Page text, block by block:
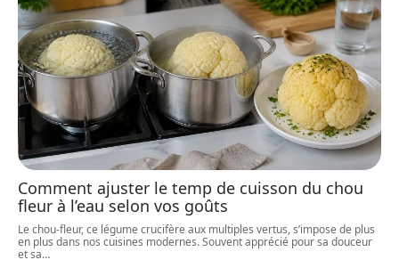
Comment ajuster le temp de cuisson du chou
fleur à l’eau selon vos goûts
Le chou-fleur, ce légume crucifère aux multiples vertus, s’impose de plus
en plus dans nos cuisines modernes. Souvent apprécié pour sa douceur
et sa…